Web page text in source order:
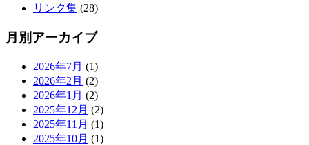
リンク集 (28)
月別アーカイブ
2026年7月 (1)
2026年2月 (2)
2026年1月 (2)
2025年12月 (2)
2025年11月 (1)
2025年10月 (1)